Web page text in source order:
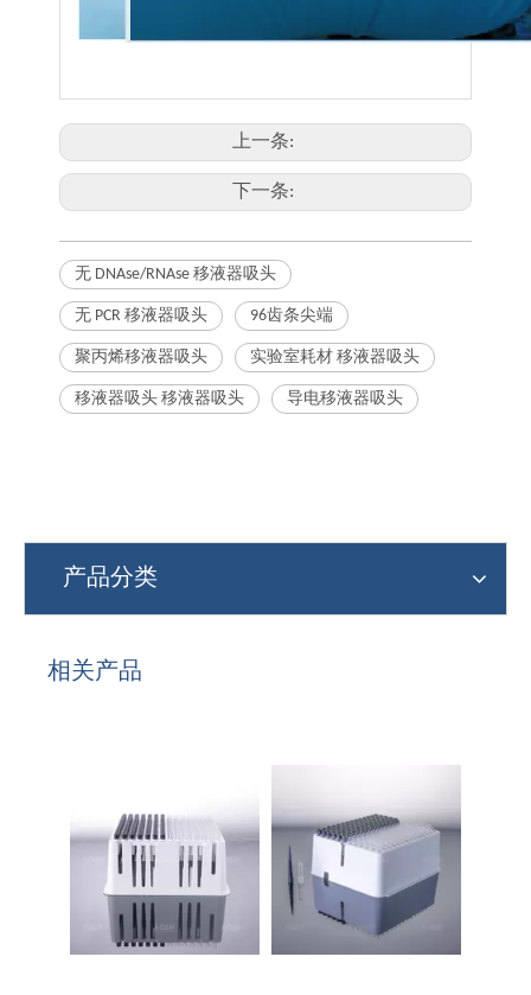
上一条:
下一条:
无 DNAse/RNAse 移液器吸头
无 PCR 移液器吸头 96齿条尖端
聚丙烯移液器吸头 实验室耗材 移液器吸头
移液器吸头 移液器吸头 导电移液器吸头
产品分类
相关产品